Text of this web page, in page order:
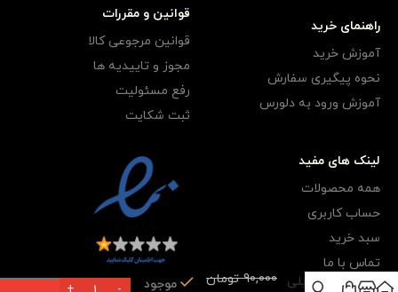
راهنمای خرید
آموزش خرید
نحوه پیگیری سفارش
آموزش ورود به دلورس
قوانین و مقررات
قوانین مرجوعی کالا
مجوز و تاییدیه ها
رفع مسئولیت
ثبت شکایت
لینک های مفید
همه محصولات
حساب کاربری
سبد خرید
تماس با ما
تقتقی
براق
مستطیلی
90,000 تومان
موجود